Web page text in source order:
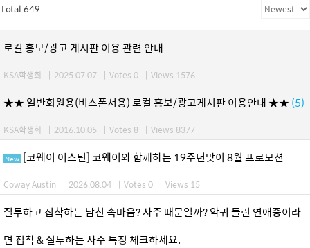
Total 649
로컬 홍보/광고 게시판 이용 관련 안내
KSA학생회 | 2025.07.07 | Votes 0 | Views 1576
★★ 일반회원용(비스폰서용) 로컬 홍보/광고게시판 이용안내 ★★ (5)
KSA학생회 | 2016.10.05 | Votes 8 | Views 8377
New [코웨이 어스틴] 코웨이와 함께하는 19주년맞이 8월 프로모션
Coway Austin | 2026.08.04 | Votes 0 | Views 15
질투하고 집착하는 남친 속마음? 사주 때문일까? 악귀 들린 연애중이라
면 집착 & 질투하는 사주 특징 체크하세요.